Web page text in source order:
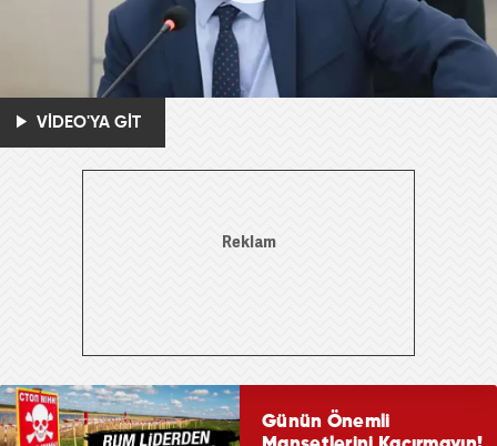
VİDEO'YA GİT